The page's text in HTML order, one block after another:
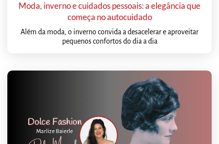
Moda, inverno e cuidados pessoais: a elegância que
começa no autocuidado
Além da moda, o inverno convida a desacelerar e aproveitar
pequenos confortos do dia a dia